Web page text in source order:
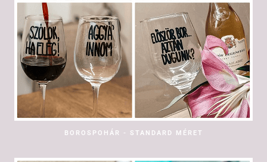
BOROSPOHÁR - STANDARD MÉRET